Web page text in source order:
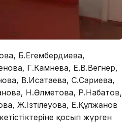
Б.Егембердиева,
Г.Камнева, Е.В.Вегнер,
В.Исатаева, С.Сариева,
Н.Әлметова, Р.Набатов,
Ж.Ізтілеуова, Е.Құлжанов
қосып жүрген